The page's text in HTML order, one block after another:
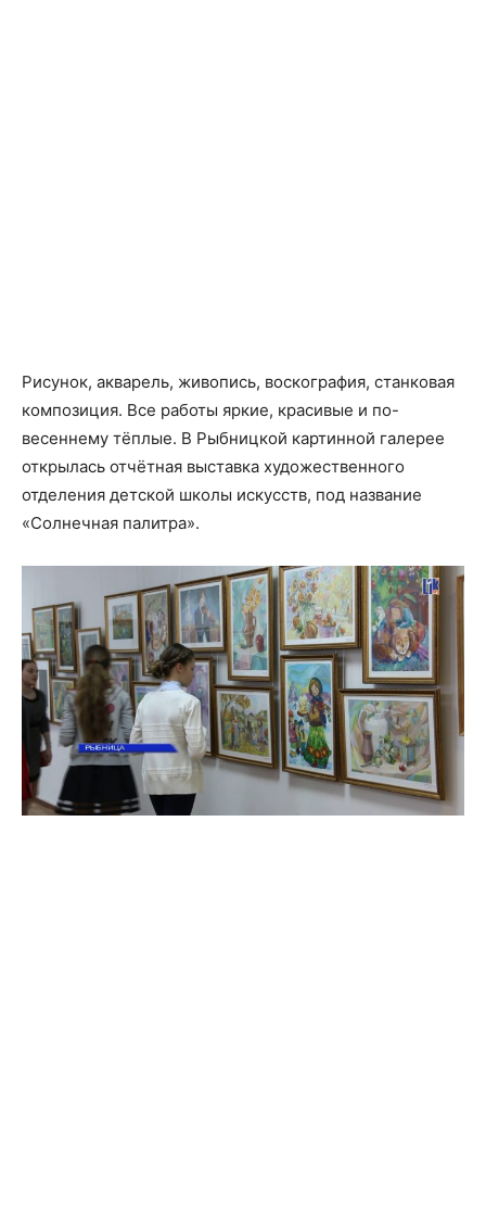
Рисунок, акварель, живопись, воскография, станковая
композиция. Все работы яркие, красивые и по-
весеннему тёплые. В Рыбницкой картинной галерее
открылась отчётная выставка художественного
отделения детской школы искусств, под название
«Солнечная палитра».